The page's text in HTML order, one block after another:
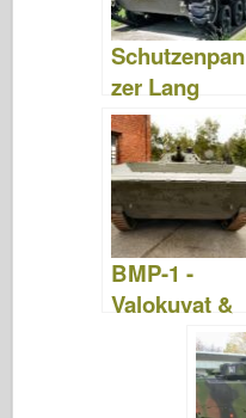
Schutzenpan
zer Lang
HS.30 –
Valokuvat &
Video
BMP-1 -
Valokuvat &